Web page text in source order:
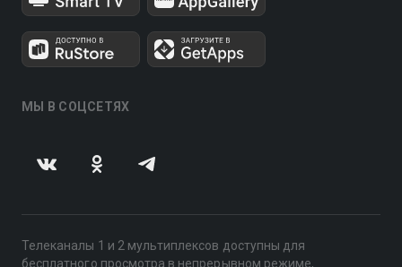
МЫ В СОЦСЕТЯХ
Телеканалы 1 и 2 мультиплексов доступны для
бесплатного просмотра в непрерывном режиме,